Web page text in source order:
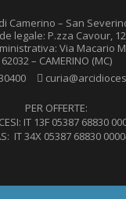
Camerino – San
legale: P.zza Cavour, 12
Via Macario
62032 – CAMERINO (MC)
PER OFFERTE:
IT 13F 05387 68830
IT 34X 05387 68830